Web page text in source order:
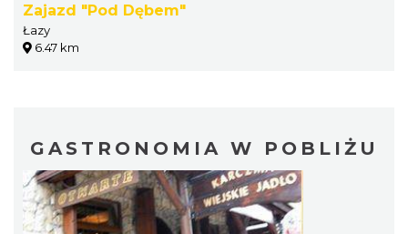
Zajazd "Pod Dębem"
Łazy
6.47 km
GASTRONOMIA W POBLIŻU